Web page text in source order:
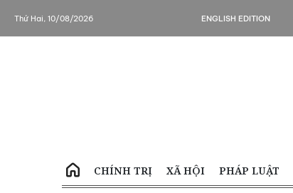
Thứ Hai, 10/08/2026 ENGLISH EDITION
CHÍNH TRỊ XÃ HỘI PHÁP LUẬT